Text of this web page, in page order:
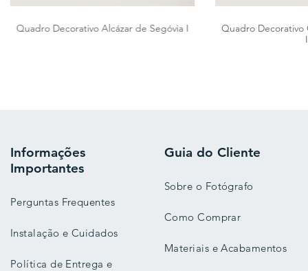
Quadro Decorativo Alcázar de Segóvia I
Quadro Decorativo
Informações
Importantes
Perguntas Frequentes
Instalação e Cuidados
Política de Entrega e
Guia do Cliente
Sobre o Fotógrafo
Como Comprar
Materiais e Acabamentos